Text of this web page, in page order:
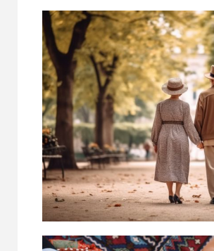
Comment bien
choisir sa sexdoll ?
Guide complet pour
un achat sans
regret
Orthodontie pour
adultes à Genève :
retrouvez un
sourire parfait à
tout âge